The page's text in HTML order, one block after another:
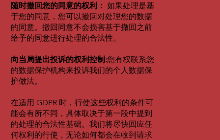
随时撤回您的同意的权利： 如果处理是基
于您的同意，您可以撤回对处理您的数据
的同意。撤回同意不会损害基于撤回之前
给予的同意进行处理的合法性。
向当局提出投诉的权利控制 :您有权联系您
的数据保护机构来投诉我们的个人数据保
护做法。
在适用 GDPR 时，行使这些权利的条件可
能会有所不同，具体取决于第一段中提到
的处理的合法性基础。我们将尽快回应任
何权利的行使，无论如何都会在收到请求